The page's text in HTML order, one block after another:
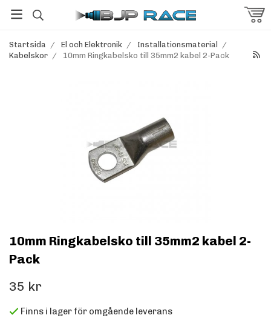
Startsida / El och Elektronik / Installationsmaterial
/
Kabelskor / 10mm Ringkabelsko till 35mm2 kabel 2-Pack
10mm Ringkabelsko till 35mm2 kabel 2-
Pack
35 kr
Finns i lager för omgående leverans